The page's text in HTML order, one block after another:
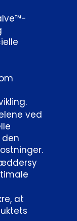
ved
den
at